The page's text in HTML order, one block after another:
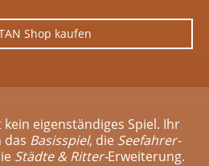
Shop kaufen
kein eigenständiges Spiel. Ihr
das Basisspiel, die Seefahrer-
Städte & Ritter-Erweiterung.